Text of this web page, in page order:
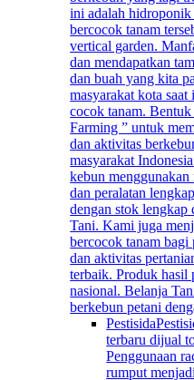
ini adalah
bercocok tanam
vertical garden.
dan mendapatkan
dan buah yang kita
masyarakat kota
cocok tanam.
Farming ” untuk
dan aktivitas
masyarakat
kebun
dan peralatan
dengan stok
Tani. Kami juga
bercocok tanam bagi
dan aktivitas
terbaik. Produk hasil
nasional. Belanja
berkebun petani
Pestisida
terbaru dijual
Penggunaan
rumput